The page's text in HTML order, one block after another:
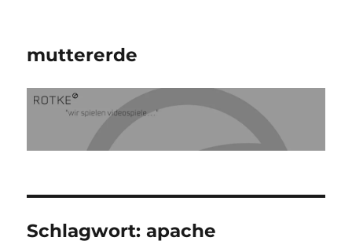
muttererde
Schlagwort:apache